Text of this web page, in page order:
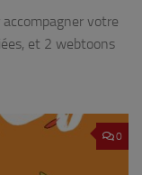
votre
et 2 webtoons
0